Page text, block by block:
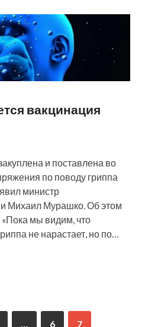
вакцинация
и поставлена во
по поводу гриппа
министр
Михаил Мурашко. Об этом
мы видим, что
не нарастает, но по…
… 6 7